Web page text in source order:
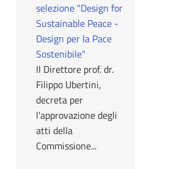
selezione "Design for
Sustainable Peace -
Design per la Pace
Sostenibile"
Il Direttore prof. dr.
Filippo Ubertini,
decreta per
l'approvazione degli
atti della
Commissione...